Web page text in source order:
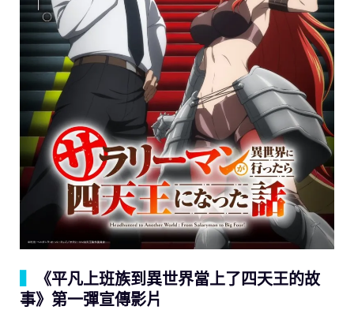
《平凡上班族到異世界當上了四天王的故
事》第一彈宣傳影片